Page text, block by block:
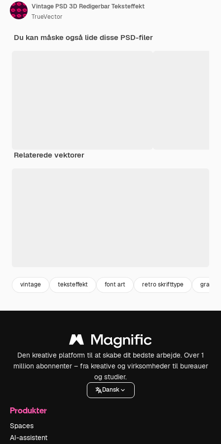
Vintage PSD 3D Redigerbar Teksteffekt
TrueVector
Du kan måske også lide disse PSD-filer
Relaterede vektorer
vintage teksteffekt font art retro skrifttype grafisk
Den kreative platform til at skabe dit bedste arbejde. Over 1
million abonnenter – fra kreative og virksomheder til bureauer
og studier.
Dansk
Produkter
Spaces
AI-assistent